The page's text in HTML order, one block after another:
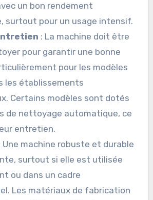
un bon rendement
surtout pour un usage intensif.
: La machine doit être
pour garantir une bonne
pour les modèles
les établissements
Certains modèles sont dotés
de nettoyage automatique, ce
entretien.
Une machine robuste et durable
surtout si elle est utilisée
ou dans un cadre
Les matériaux de fabrication